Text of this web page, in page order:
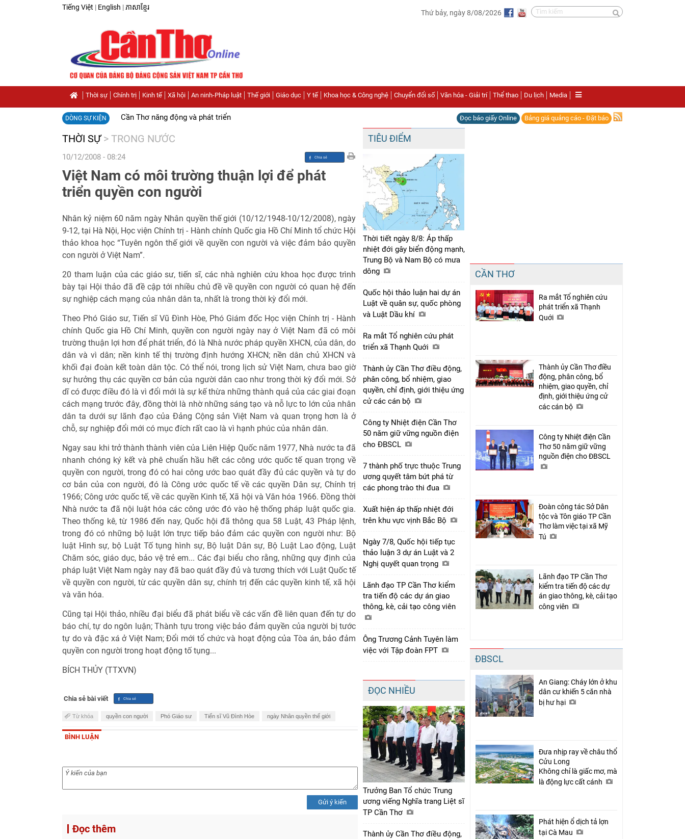
Tiếng Việt | English | ភាសាខ្មែរ
Thứ bảy, ngày 8/08/2026
Thời sự Chính trị Kinh tế Xã hội An ninh-Pháp luật Thế giới Giáo dục Y tế Khoa học & Công nghệ Chuyển đổi số Văn hóa - Giải trí Thể thao Du lịch Media
DÒNG SỰ KIỆN Cần Thơ năng động và phát triển Đọc báo giấy Online Bảng giá quảng cáo - Đặt báo
THỜI SỰ > TRONG NƯỚC
10/12/2008 - 08:24
Chia sẻ
Việt Nam có môi trường thuận lợi để phát
triển quyền con người
Nhân kỷ niệm 60 năm ngày Nhân quyền thế giới (10/12/1948-10/12/2008), ngày
9-12, tại Hà Nội, Học viện Chính trị - Hành chính Quốc gia Hồ Chí Minh tổ chức Hội
thảo khoa học “Tuyên ngôn thế giới về quyền con người và việc đảm bảo quyền
con người ở Việt Nam”.
20 tham luận của các giáo sư, tiến sĩ, các nhà nghiên cứu khoa học được trình
bày tại Hội thảo đã đề cập tới nhiều chủ đề về quyền con người có quan hệ đến
sự nghiệp cách mạng của nhân dân ta, nhất là trong thời kỳ đổi mới.
Theo Phó Giáo sư, Tiến sĩ Vũ Đình Hòe, Phó Giám đốc Học viện Chính trị - Hành
chính Quốc gia Hồ Chí Minh, quyền con người ngày nay ở Việt Nam đã có môi
trường thuận lợi hơn để phát triển, đó là Nhà nước pháp quyền XHCN, của dân, do
dân và vì dân; nền kinh tế thị trường định hướng XHCN; nền dân chủ XHCN và
khối đại đoàn kết toàn dân tộc. Có thể nói, trong lịch sử Việt Nam, chưa bao giờ
sự hưởng thụ các quyền cơ bản của người dân cao như trong thời kỳ đổi mới. Sở
dĩ có được điều đó là vì đổi mới là sự kế thừa những thành quả của các giai đoạn
cách mạng trước đây, đồng thời là nhờ những sáng tạo và nỗ lực to lớn của nhân
dân ta dưới sự lãnh đạo của Đảng Cộng sản Việt Nam và quan trọng hơn là ở
chỗ, sự nghiệp đổi mới có mục đích rất cao là vì hạnh phúc của nhân dân.
Ngay sau khi trở thành thành viên của Liên Hiệp Quốc năm 1977, Nhà nước ta đã
nhanh chóng ký kết và phê chuẩn hầu hết các công ước quốc tế quan trọng về
quyền con người, trong đó có hai công ước bao quát đầy đủ các quyền và tự do
cơ bản của con người, đó là Công ước quốc tế về các quyền Dân sự, Chính trị
1966; Công ước quốc tế, về các quyền Kinh tế, Xã hội và Văn hóa 1966. Đồng thời
Nhà nước ta đã nội luật hóa các công ước đó vào hệ thống pháp luật quốc gia.
Theo thống kê, từ 1986 đến nay, Quốc hội đã thông qua 58 Luật, 43 Pháp lệnh,
trong đó có những bộ luật lớn trực tiếp bảo đảm các quyền con người như: Bộ
luật Hình sự, bộ Luật Tố tụng hình sự, Bộ luật Dân sự, Bộ Luật Lao động, Luật
Chăm sóc, giáo dục, bảo vệ trẻ em... Các đại biểu cho rằng, những quy định của
pháp luật Việt Nam ngày nay đã bao quát đầy đủ và tương thích với Luật Quốc tế
về quyền con người, từ các quyền dân sự, chính trị đến các quyền kinh tế, xã hội
và văn hóa.
Cũng tại Hội thảo, nhiều đại biểu đã phát biểu về các vấn đề liên quan đến tự do
báo chí, tự do ngôn luận; Thành tựu trong việc bảo đảm quyền của người bị tước
tự do và đặc xá ở Việt Nam; Đổi mới tổ chức và hoạt động của Tòa án, bảo đảm
quyền con người trong hoạt động tố tụng...
BÍCH THỦY (TTXVN)
Chia sẻ bài viết
Từ khóa quyền con người Phó Giáo sư Tiến sĩ Vũ Đình Hòe ngày Nhân quyền thế giới
BÌNH LUẬN
Gửi ý kiến
Đọc thêm
TIÊU ĐIỂM
Thời tiết ngày 8/8: Áp thấp
nhiệt đới gây biển động mạnh,
Trung Bộ và Nam Bộ có mưa
dông
Quốc hội thảo luận hai dự án
Luật về quân sự, quốc phòng
và Luật Dầu khí
Ra mắt Tổ nghiên cứu phát
triển xã Thạnh Quới
Thành ủy Cần Thơ điều động,
phân công, bổ nhiệm, giao
quyền, chỉ định, giới thiệu ứng
cử các cán bộ
Công ty Nhiệt điện Cần Thơ
50 năm giữ vững nguồn điện
cho ĐBSCL
7 thành phố trực thuộc Trung
ương quyết tâm bứt phá từ
các phong trào thi đua
Xuất hiện áp thấp nhiệt đới
trên khu vực vịnh Bắc Bộ
Ngày 7/8, Quốc hội tiếp tục
thảo luận 3 dự án Luật và 2
Nghị quyết quan trọng
Lãnh đạo TP Cần Thơ kiểm
tra tiến độ các dự án giao
thông, kè, cải tạo công viên
Ông Trương Cảnh Tuyên làm
việc với Tập đoàn FPT
ĐỌC NHIỀU
Trưởng Ban Tổ chức Trung
ương viếng Nghĩa trang Liệt sĩ
TP Cần Thơ
Thành ủy Cần Thơ điều động,
CẦN THƠ
Ra mắt Tổ nghiên cứu
phát triển xã Thạnh
Quới
Thành ủy Cần Thơ điều
động, phân công, bổ
nhiệm, giao quyền, chỉ
định, giới thiệu ứng cử
các cán bộ
Công ty Nhiệt điện Cần
Thơ 50 năm giữ vững
nguồn điện cho ĐBSCL
Đoàn công tác Sở Dân
tộc và Tôn giáo TP Cần
Thơ làm việc tại xã Mỹ
Tú
Lãnh đạo TP Cần Thơ
kiểm tra tiến độ các dự
án giao thông, kè, cải tạo
công viên
ĐBSCL
An Giang: Cháy lớn ở khu
dân cư khiến 5 căn nhà
bị hư hại
Đưa nhịp ray về châu thổ
Cửu Long
Không chỉ là giấc mơ, mà
là động lực cất cánh
Phát hiện ổ dịch tả lợn
tại Cà Mau